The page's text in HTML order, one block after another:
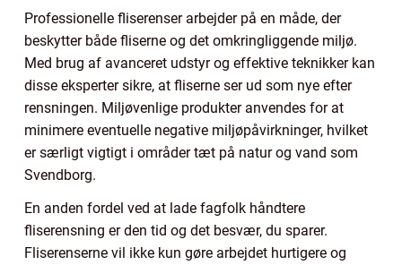
Professionelle fliserenser arbejder på en måde, der
beskytter både fliserne og det omkringliggende miljø.
Med brug af avanceret udstyr og effektive teknikker kan
disse eksperter sikre, at fliserne ser ud som nye efter
rensningen. Miljøvenlige produkter anvendes for at
minimere eventuelle negative miljøpåvirkninger, hvilket
er særligt vigtigt i områder tæt på natur og vand som
Svendborg.
En anden fordel ved at lade fagfolk håndtere
fliserensning er den tid og det besvær, du sparer.
Fliserenserne vil ikke kun gøre arbejdet hurtigere og